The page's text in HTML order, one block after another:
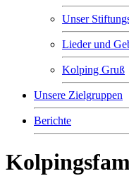
Unser
Lieder und
Kolping Gruß
Unsere Zielgruppen
Berichte